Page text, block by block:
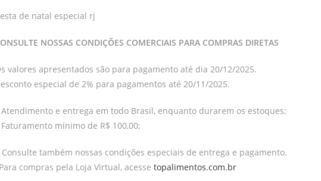
de natal especial rj
NOSSAS CONDIÇÕES COMERCIAIS PARA COMPRAS DIRETAS
valores apresentados são para pagamento até dia 20/12/2025.
especial de 2% para pagamentos até 20/11/2025.
Atendimento e entrega em todo Brasil, enquanto durarem os estoques;
Faturamento mínimo de R$ 100,00;
também nossas condições especiais de entrega e pagamento.
compras pela Loja Virtual, acesse topalimentos.com.br